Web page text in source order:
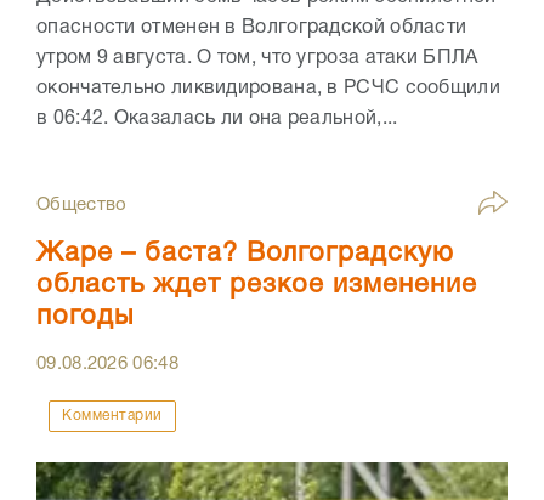
опасности отменен в Волгоградской области
утром 9 августа. О том, что угроза атаки БПЛА
окончательно ликвидирована, в РСЧС сообщили
в 06:42. Оказалась ли она реальной,...
Общество
Жаре – баста? Волгоградскую
область ждет резкое изменение
погоды
09.08.202606:48
Комментарии